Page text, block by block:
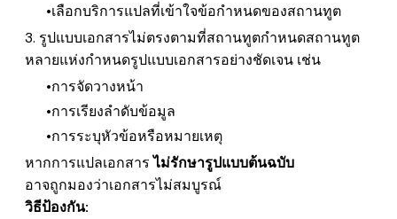
เลือกบริการแปลที่เข้าใจข้อกำหนดของสถานทูต
3. รูปแบบเอกสารไม่ตรงตามที่สถานทูตกำหนดสถานทูต
หลายแห่งกำหนดรูปแบบเอกสารอย่างชัดเจน เช่น
การจัดวางหน้า
การเรียงลำดับข้อมูล
การระบุหัวข้อหรือหมายเหตุ
หากการแปลเอกสารไม่รักษารูปแบบต้นฉบับ
อาจถูกมองว่าเอกสารไม่สมบูรณ์
วิธีป้องกัน: